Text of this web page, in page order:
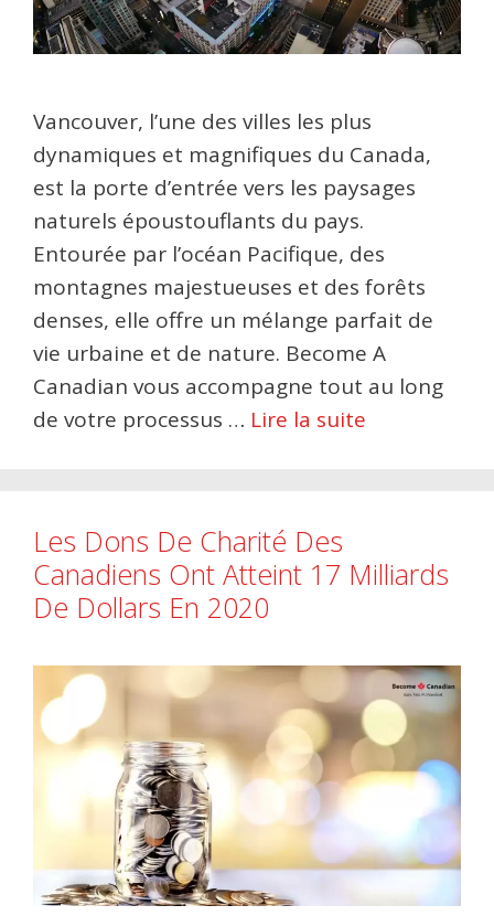
Vancouver, l’une des villes les plus
dynamiques et magnifiques du Canada,
est la porte d’entrée vers les paysages
naturels époustouflants du pays.
Entourée par l’océan Pacifique, des
montagnes majestueuses et des forêts
denses, elle offre un mélange parfait de
vie urbaine et de nature. Become A
Canadian vous accompagne tout au long
de votre processus … Lire la suite
Les Dons De Charité Des
Canadiens Ont Atteint 17 Milliards
De Dollars En 2020